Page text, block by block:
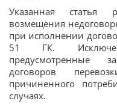
Указанная статья
возмещения
при исполнении
51 ГК.
предусмотренные
договоров
причиненного
случаях.